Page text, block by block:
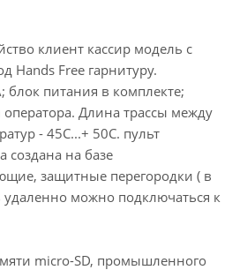
клиент кассир модель с
Hands Free гарнитуру.
блок питания в комплекте;
Длина трассы между
- 45С...+ 50С. пульт
создана на базе
защитные перегородки ( в
удаленно можно подключаться к
micro-SD, промышленного